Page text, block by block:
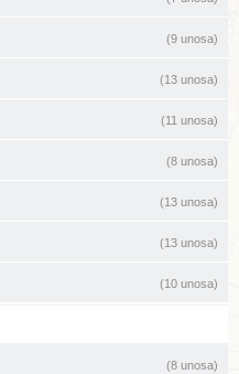
(9 unosa)
(13 unosa)
(11 unosa)
(8 unosa)
(13 unosa)
(13 unosa)
(10 unosa)
(8 unosa)